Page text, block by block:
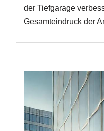
der Tiefgarage
Gesamteindruck der